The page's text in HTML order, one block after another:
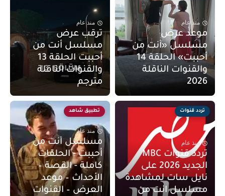
منذ عام
موعد عرض
مسلسل «أنت من
أحببت» الحلقة 14
والقنوات الناقلة
2026
منذ عام
ترقب عرض
مسلسل أنت من
أحببت الحلقة 13
والقنوات الناقلة
مترجم
تردد قنوات
منذ عام
تردد قنوات MBC
الجديد 2026 على
نايل سات لمشاهدة
مسلسل انت من
تطبيق شاهد
منذ عام
مسلسل أنت من
أحببت - الحلقات
كاملة - القصة –
الأحداث – موعد
العرض – القنوات